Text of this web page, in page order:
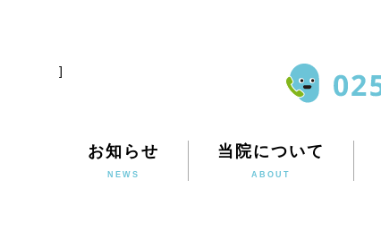
]
お知らせ
NEWS
当院について
ABOUT